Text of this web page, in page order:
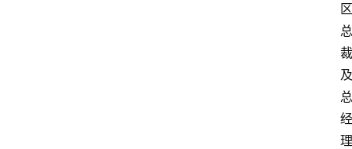
区
总
裁
及
总
经
理